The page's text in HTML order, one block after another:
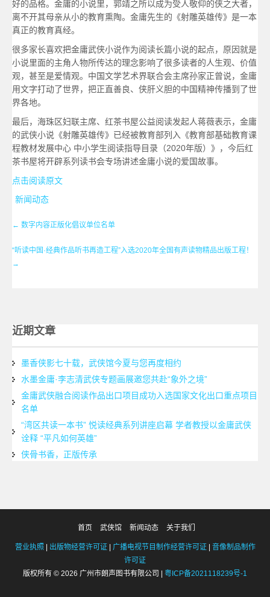
好的品格。金庸的小说里，郭靖之所以成为受人敬仰的侠之大者，
离不开其母亲从小的教育熏陶。金庸先生的《射雕英雄传》是一本
真正的教育真经。
很多家长喜欢把金庸武侠小说作为阅读长篇小说的起点，原因就是
小说里面的主角人物所传达的理念影响了很多读者的人生观、价值
观，甚至是爱情观。中国文学艺术界联合会主席孙家正曾说，金庸
用文字打动了世界，把正直善良、侠肝义胆的中国精神传播到了世
界各地。
最后，海珠区妇联主席、红茶书屋公益阅读发起人蒋薇表示，金庸
的武侠小说《射雕英雄传》已经被教育部列入《教育部基础教育课
程教材发展中心 中小学生阅读指导目录（2020年版）》，今后红
茶书屋将开辟系列读书会专场讲述金庸小说的爱国故事。
点击阅读原文
新闻动态
← 数字内容正版化倡议单位名单
“听读中国·经典作品听书再造工程”入选2020年全国有声读物精品出版工程！
→
近期文章
墨香侠影七十载，武侠馆今夏与您再度相约
水墨金庸·李志清武侠专题画展邀您共赴“象外之境”
金庸武侠融合阅读作品出口项目成功入选国家文化出口重点项目
名单
“湾区共读一本书” 悦读经典系列讲座启幕 学者教授以金庸武侠
诠释 “平凡如何英雄”
侠骨书香，正版传承
首页 武侠馆 新闻动态 关于我们
营业执照 出版物经营许可证 广播电视节目制作经营许可证
音像制品制作
许可证
版权所有 © 2026 广州市朗声图书有限公司 | 粤ICP备2021118239号-1